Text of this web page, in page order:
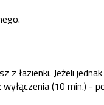
łazienki. Jeżeli
(10 min.) -